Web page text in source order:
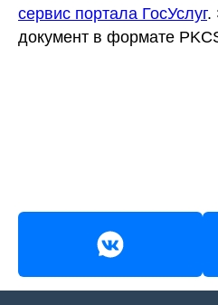
сервис портала ГосУслуг.
документ в формате